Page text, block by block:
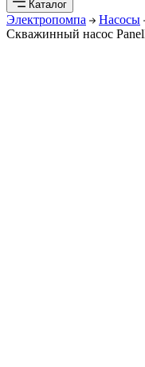
Каталог
Электропомпа Насосы
Скважинный насос